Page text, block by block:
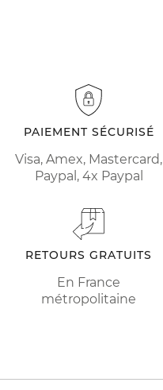
PAIEMENT SÉCURISÉ
Visa, Amex, Mastercard,
Paypal, 4x Paypal
RETOURS GRATUITS
En France
métropolitaine